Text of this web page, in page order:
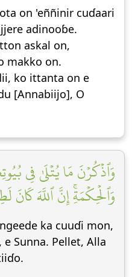
on 'eññinir cuɗaari
adinooɓe.
askal on,
makko on.
ko ittanta on e
[Annabiijo], O
وَٱذۡكُرۡنَ مَا يُتۡلَىٰ فِي
وَٱلۡحِكۡمَةِۚ إِنَّ ٱللَّهَ كَانَ
ka cuuɗi mon,
Sunna. Pellet, Alla